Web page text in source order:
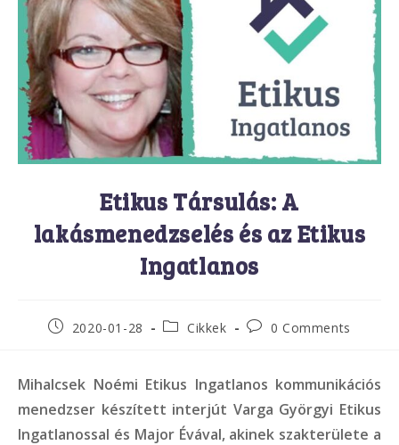
Etikus Társulás: A
lakásmenedzselés és az Etikus
Ingatlanos
Post2020-01-28
PostCikkek
Post0 Comments
Mihalcsek Noémi Etikus Ingatlanos kommunikációs
menedzser készített interjút Varga Györgyi Etikus
Ingatlanossal és Major Évával, akinek szakterülete a